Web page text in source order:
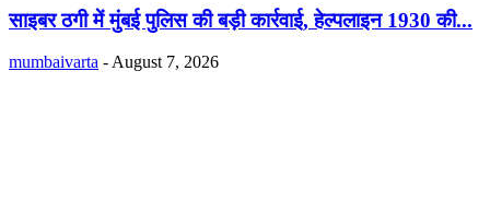
साइबर ठगी में मुंबई पुलिस की बड़ी कार्रवाई, हेल्पलाइन 1930 की...
mumbaivarta - August 7, 2026